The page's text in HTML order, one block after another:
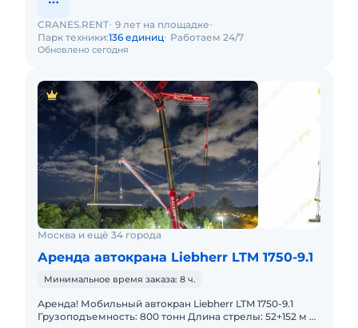
Обновлено сегодня
CRANES.RENT 9 лет на площадке
Парк техники:136 единиц Работаем 24/7
Москва и ещё 34 города
Аренда автокрана Liebherr LTM 1750-9.1
Минимальное время заказа: 8 ч.
Аренда! Мобильный автокран Liebherr LTM 1750-9.1
Грузоподъемность: 800 тонн Длина стрелы: 52+152 м В